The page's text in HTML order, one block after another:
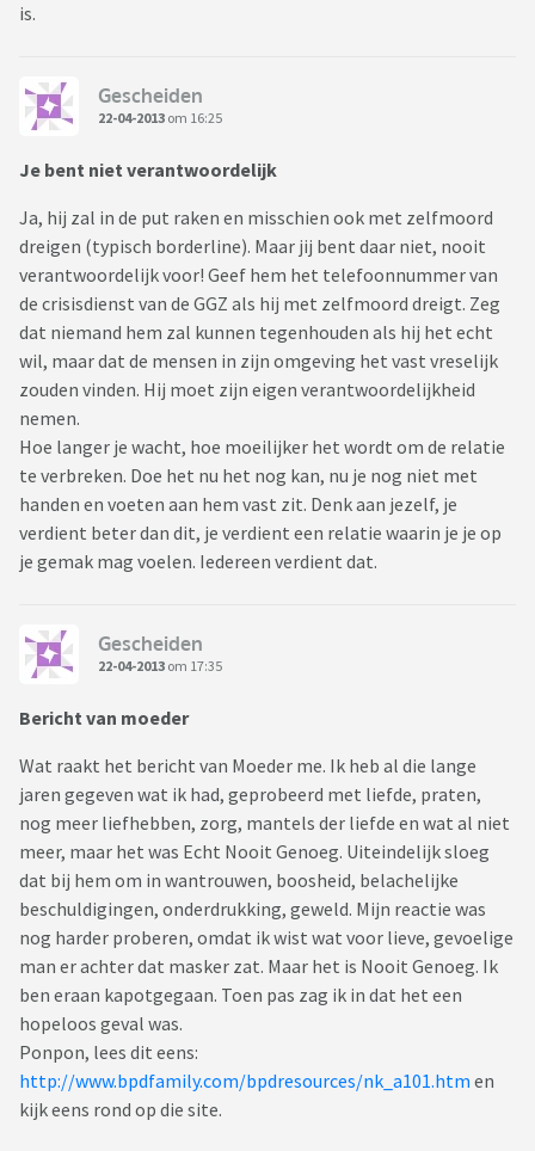
is.
Gescheiden
22-04-2013 om 16:25
Je bent niet verantwoordelijk
Ja, hij zal in de put raken en misschien ook met zelfmoord
dreigen (typisch borderline). Maar jij bent daar niet, nooit
verantwoordelijk voor! Geef hem het telefoonnummer van
de crisisdienst van de GGZ als hij met zelfmoord dreigt. Zeg
dat niemand hem zal kunnen tegenhouden als hij het echt
wil, maar dat de mensen in zijn omgeving het vast vreselijk
zouden vinden. Hij moet zijn eigen verantwoordelijkheid
nemen.
Hoe langer je wacht, hoe moeilijker het wordt om de relatie
te verbreken. Doe het nu het nog kan, nu je nog niet met
handen en voeten aan hem vast zit. Denk aan jezelf, je
verdient beter dan dit, je verdient een relatie waarin je je op
je gemak mag voelen. Iedereen verdient dat.
Gescheiden
22-04-2013 om 17:35
Bericht van moeder
Wat raakt het bericht van Moeder me. Ik heb al die lange
jaren gegeven wat ik had, geprobeerd met liefde, praten,
nog meer liefhebben, zorg, mantels der liefde en wat al niet
meer, maar het was Echt Nooit Genoeg. Uiteindelijk sloeg
dat bij hem om in wantrouwen, boosheid, belachelijke
beschuldigingen, onderdrukking, geweld. Mijn reactie was
nog harder proberen, omdat ik wist wat voor lieve, gevoelige
man er achter dat masker zat. Maar het is Nooit Genoeg. Ik
ben eraan kapotgegaan. Toen pas zag ik in dat het een
hopeloos geval was.
Ponpon, lees dit eens:
http://www.bpdfamily.com/bpdresources/nk_a101.htm en
kijk eens rond op die site.